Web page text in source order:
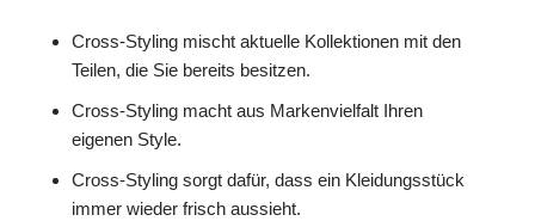
Cross-Styling mischt aktuelle Kollektionen mit den
Teilen, die Sie bereits besitzen.
Cross-Styling macht aus Markenvielfalt Ihren
eigenen Style.
Cross-Styling sorgt dafür, dass ein Kleidungsstück
immer wieder frisch aussieht.